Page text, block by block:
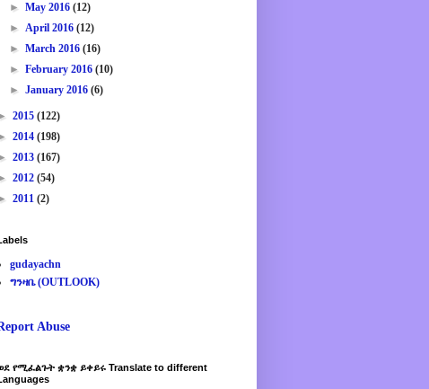
►May 2016(12)
►April 2016(12)
►March 2016(16)
►February 2016(10)
►January 2016(6)
2015 (122)
2014 (198)
2013 (167)
2012 (54)
2011 (2)
gudayachn
ግንዛቤ (OUTLOOK)
Abuse
የሚፈልጉት ቋንቋ ይቀይሩ Translate to different